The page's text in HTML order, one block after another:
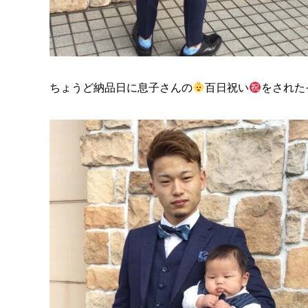
ちょうど納品日に息子さんの 百日祝い をされ